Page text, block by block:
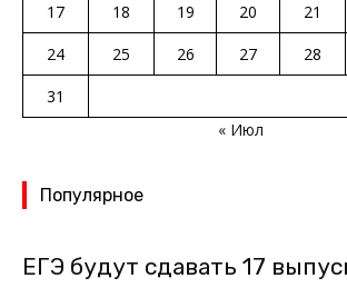
17
18 19 20 21
24
25 26 27 28
31
« Июл
Популярное
ЕГЭ будут сдавать 17